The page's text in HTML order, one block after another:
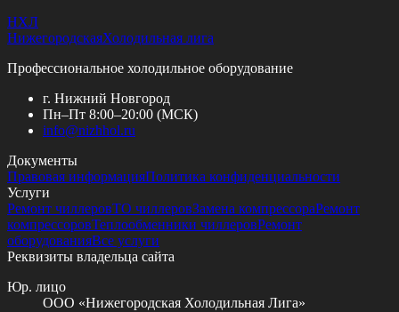
НХЛ
НижегородскаяХолодильная лига
Профессиональное холодильное оборудование
г. Нижний Новгород
Пн–Пт 8:00–20:00 (МСК)
info@nizhhol.ru
Документы
Правовая информацияПолитика конфиденциальности
Услуги
Ремонт чиллеровТО чиллеровЗамена компрессораРемонт
компрессоровТеплообменники чиллеровРемонт
оборудованияВсе услуги
Реквизиты владельца сайта
Юр. лицо
ООО «Нижегородская Холодильная Лига»